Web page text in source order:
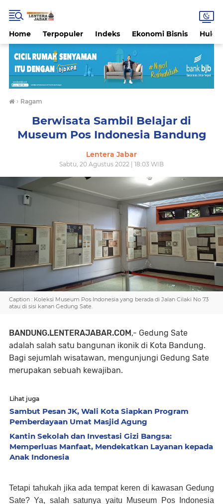
Home Terpopuler Indeks Ekonomi Bisnis
› Ragam
Berwisata Sambil Belajar di
Museum Pos Indonesia Bandung
Lentera Jabar
Sabtu, 20 Agustus 2022 | 18:03 WIB
Caption : Koleksi Museum Pos Indonesia yang berada di Jalan Cilaki No 73
atau di sisi kanan Gedung Sate.
BANDUNG.LENTERAJABAR.COM,- Gedung Sate
adalah salah satu bangunan ikonik di Kota Bandung.
Bagi sejumlah wisatawan, mengunjungi Gedung Sate
merupakan sebuah kewajiban.
Lihat juga
Sambut Pesan JK, Wali Kota Siapkan Program
Pemberdayaan Umat Masjid Agung
Kantin Sekolah dan Investasi Gizi Bangsa:
Memperluas Manfaat, Mendekatkan Layanan kepada
Anak Indonesia
Tetapi tahukah jika ada tempat keren di kawasan Gedung
Sate? Ya, salah satunya yaitu Museum Pos Indonesia